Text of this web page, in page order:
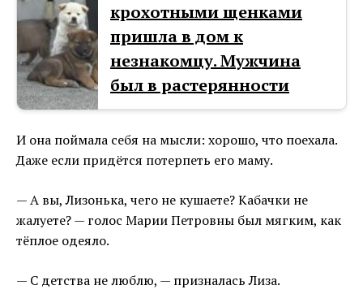
крохотными щенками
пришла в дом к
незнакомцу. Мужчина
был в растерянности
И она поймала себя на мысли: хорошо, что поехала.
Даже если придётся потерпеть его маму.
— А вы, Лизонька, чего не кушаете? Кабачки не
жалуете? — голос Марии Петровны был мягким, как
тёплое одеяло.
— С детства не люблю, — призналась Лиза.